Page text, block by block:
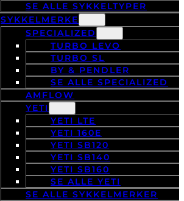
SE ALLE SYKKELTYPER
SYKKELMERKE
SPECIALIZED
TURBO LEVO
TURBO SL
BY & PENDLER
SE ALLE SPECIALIZED
AMFLOW
YETI
YETI LTE
YETI 160E
YETI SB120
YETI SB140
YETI SB160
SE ALLE YETI
SE ALLE SYKKELMERKER